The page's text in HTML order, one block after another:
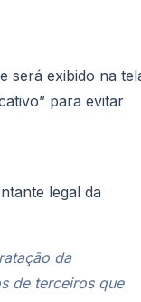
será exibido na
para evitar
legal da
da
de terceiros que